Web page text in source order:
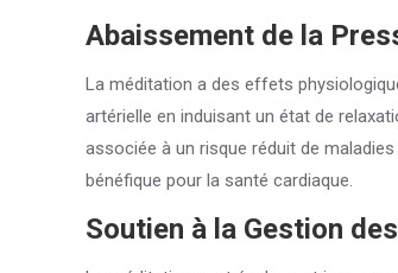
Abaissement de la
La méditation a des effets
artérielle en induisant un état de
associée à un risque réduit de
bénéfique pour la santé cardiaque.
Soutien à la Gestion